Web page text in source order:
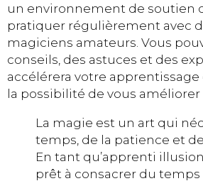
un environnement de soutien
pratiquer régulièrement avec
magiciens amateurs. Vous
conseils, des astuces et des
accélérera votre apprentissage
la possibilité de vous
La magie est un art qui
temps, de la patience et
En tant qu’apprenti
prêt à consacrer du temps